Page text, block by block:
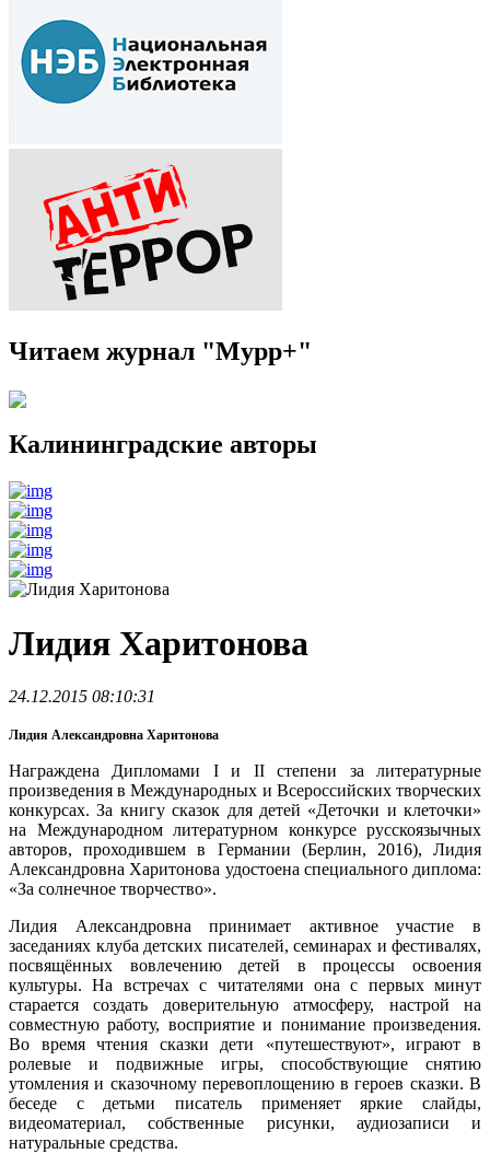
Читаем журнал "Мурр+"
Калининградские авторы
Лидия Харитонова
24.12.2015 08:10:31
Лидия Александровна Харитонова
Награждена Дипломами I и II степени за литературные
произведения в Международных и Всероссийских творческих
конкурсах. За книгу сказок для детей «Деточки и клеточки»
на Международном литературном конкурсе русскоязычных
авторов, проходившем в Германии (Берлин, 2016), Лидия
Александровна Харитонова удостоена специального диплома:
«За солнечное творчество».
Лидия Александровна принимает активное участие в
заседаниях клуба детских писателей, семинарах и фестивалях,
посвящённых вовлечению детей в процессы освоения
культуры. На встречах с читателями она с первых минут
старается создать доверительную атмосферу, настрой на
совместную работу, восприятие и понимание произведения.
Во время чтения сказки дети «путешествуют», играют в
ролевые и подвижные игры, способствующие снятию
утомления и сказочному перевоплощению в героев сказки. В
беседе с детьми писатель применяет яркие слайды,
видеоматериал, собственные рисунки, аудиозаписи и
натуральные средства.